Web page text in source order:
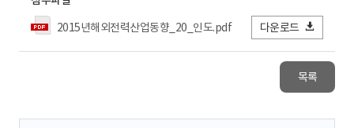
2015년해외전력산업동향_20_인도.pdf
다운로드
목록